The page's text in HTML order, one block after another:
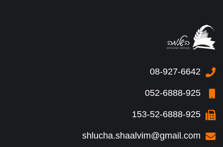
08-927-6642
052-6888-925
153-52-6888-925
shlucha.shaalvim@gmail.com